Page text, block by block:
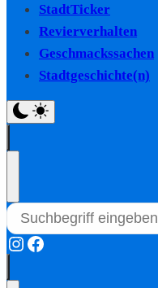
StadtTicker
Revierverhalten
Geschmackssachen
Stadtgeschichte(n)
Instagram
Facebook